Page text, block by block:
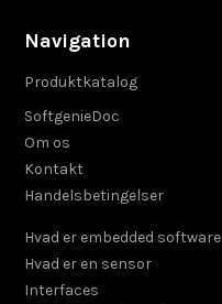
Navigation
Produktkatalog
SoftgenieDoc
Om os
Kontakt
Handelsbetingelser
Hvad er embedded software
Hvad er en sensor
Interfaces